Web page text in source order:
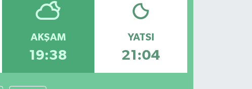
AKŞAM
19:38
YATSI
21:04